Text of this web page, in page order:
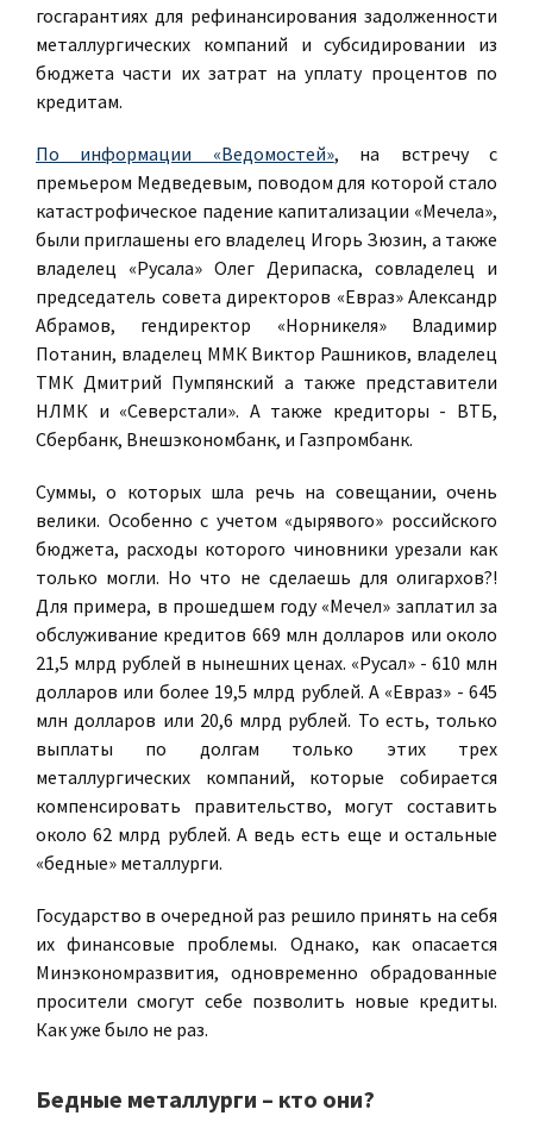
госгарантиях для рефинансирования задолженности
металлургических компаний и субсидировании из
бюджета части их затрат на уплату процентов по
кредитам.
По информации «Ведомостей», на встречу с
премьером Медведевым, поводом для которой стало
катастрофическое падение капитализации «Мечела»,
были приглашены его владелец Игорь Зюзин, а также
владелец «Русала» Олег Дерипаска, совладелец и
председатель совета директоров «Евраз» Александр
Абрамов, гендиректор «Норникеля» Владимир
Потанин, владелец ММК Виктор Рашников, владелец
ТМК Дмитрий Пумпянский а также представители
НЛМК и «Северстали». А также кредиторы - ВТБ,
Сбербанк, Внешэкономбанк, и Газпромбанк.
Суммы, о которых шла речь на совещании, очень
велики. Особенно с учетом «дырявого» российского
бюджета, расходы которого чиновники урезали как
только могли. Но что не сделаешь для олигархов?!
Для примера, в прошедшем году «Мечел» заплатил за
обслуживание кредитов 669 млн долларов или около
21,5 млрд рублей в нынешних ценах. «Русал» - 610 млн
долларов или более 19,5 млрд рублей. А «Евраз» - 645
млн долларов или 20,6 млрд рублей. То есть, только
выплаты по долгам только этих трех
металлургических компаний, которые собирается
компенсировать правительство, могут составить
около 62 млрд рублей. А ведь есть еще и остальные
«бедные» металлурги.
Государство в очередной раз решило принять на себя
их финансовые проблемы. Однако, как опасается
Минэкономразвития, одновременно обрадованные
просители смогут себе позволить новые кредиты.
Как уже было не раз.
Бедные металлурги – кто они?